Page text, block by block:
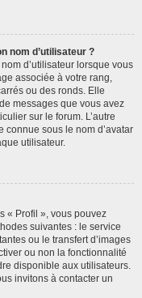
nom d’utilisateur ?
d’utilisateur lorsque vous
associée à votre rang,
ou des ronds. Elle
messages que vous avez
sur le forum. L’autre
sous le nom d’avatar
utilisateur.
« Profil », vous pouvez
suivantes : le service
ou le transfert d’images
ou non la fonctionnalité
disponible aux utilisateurs.
invitons à contacter un